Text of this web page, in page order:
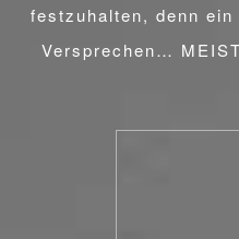
festzuhalten, denn
Versprechen…